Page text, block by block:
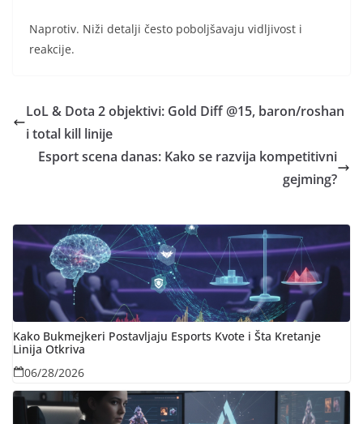
Naprotiv. Niži detalji često poboljšavaju vidljivost i
reakcije.
LoL & Dota 2 objektivi: Gold Diff @15, baron/roshan
i total kill linije
Esport scena danas: Kako se razvija kompetitivni
gejming?
Kako Bukmejkeri Postavljaju Esports Kvote i Šta Kretanje
Linija Otkriva
06/28/2026